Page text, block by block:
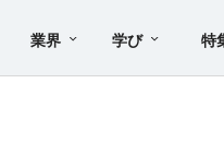
業界 学び 特